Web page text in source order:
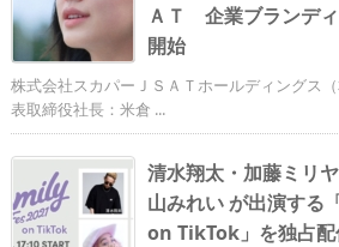
ＡＴ 企業ブランデ
開始
株式会社スカパーＪＳＡＴホールディングス
表取締役社長：米倉 ...
清水翔太・加藤ミリ
山みれい が出演する
on TikTok」を独占配